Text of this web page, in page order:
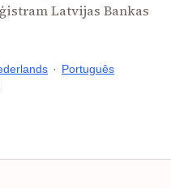
Latvijas Bankas
· Português